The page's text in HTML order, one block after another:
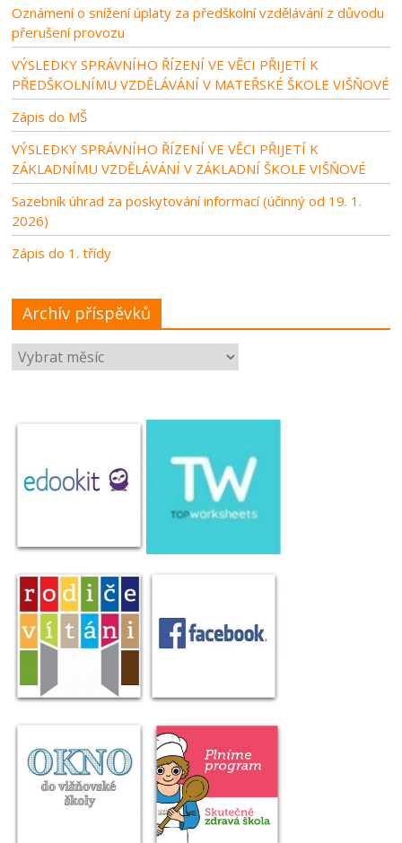
Oznámení o snížení úplaty za předškolní vzdělávání z důvodu
přerušení provozu
VÝSLEDKY SPRÁVNÍHO ŘÍZENÍ VE VĚCI PŘIJETÍ K
PŘEDŠKOLNÍMU VZDĚLÁVÁNÍ V MATEŘSKÉ ŠKOLE VIŠŇOVÉ
Zápis do MŠ
VÝSLEDKY SPRÁVNÍHO ŘÍZENÍ VE VĚCI PŘIJETÍ K
ZÁKLADNÍMU VZDĚLÁVÁNÍ V ZÁKLADNÍ ŠKOLE VIŠŇOVÉ
Sazebník úhrad za poskytování informací (účinný od 19. 1.
2026)
Zápis do 1. třídy
Archív příspěvků